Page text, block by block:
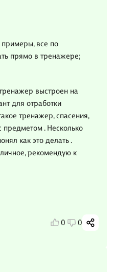
примеры, все по
прямо в тренажере;
выстроен на
для отработки
тренажер, спасения,
предметом . Несколько
как это делать .
рекомендую к
0 0